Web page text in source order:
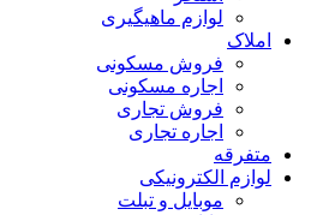
لوازم ماهیگیری
املاک
فروش مسکونی
اجاره مسکونی
فروش تجاری
اجاره تجاری
متفرقه
لوازم الکترونیکی
موبایل و تبلت